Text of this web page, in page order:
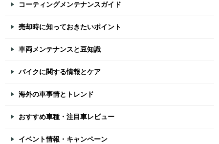
コーティングメンテナンスガイド
売却時に知っておきたいポイント
車両メンテナンスと豆知識
バイクに関する情報とケア
海外の車事情とトレンド
おすすめ車種・注目車レビュー
イベント情報・キャンペーン